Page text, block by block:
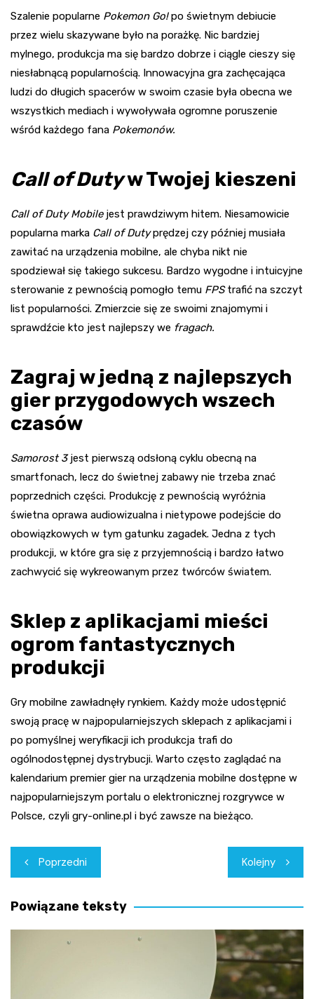
Szalenie popularne Pokemon Go!po świetnym debiucie
przez wielu skazywane było na porażkę. Nic bardziej
mylnego, produkcja ma się bardzo dobrze i ciągle cieszy się
niesłabnącą popularnością. Innowacyjna gra zachęcająca
ludzi do długich spacerów w swoim czasie była obecna we
wszystkich mediach i wywoływała ogromne poruszenie
wśród każdego fana Pokemonów.
Call of Dutyw Twojej kieszeni
Call of Duty Mobilejest prawdziwym hitem. Niesamowicie
popularna marka Call of Dutyprędzej czy później musiała
zawitać na urządzenia mobilne, ale chyba nikt nie
spodziewał się takiego sukcesu. Bardzo wygodne i intuicyjne
sterowanie z pewnością pomogło temu FPStrafić na szczyt
list popularności. Zmierzcie się ze swoimi znajomymi i
sprawdźcie kto jest najlepszy we fragach.
Zagraj w jedną z najlepszych
gier przygodowych wszech
czasów
Samorost 3jest pierwszą odsłoną cyklu obecną na
smartfonach, lecz do świetnej zabawy nie trzeba znać
poprzednich części. Produkcję z pewnością wyróżnia
świetna oprawa audiowizualna i nietypowe podejście do
obowiązkowych w tym gatunku zagadek. Jedna z tych
produkcji, w które gra się z przyjemnością i bardzo łatwo
zachwycić się wykreowanym przez twórców światem.
Sklep z aplikacjami mieści
ogrom fantastycznych
produkcji
Gry mobilne zawładnęły rynkiem. Każdy może udostępnić
swoją pracę w najpopularniejszych sklepach z aplikacjami i
po pomyślnej weryfikacji ich produkcja trafi do
ogólnodostępnej dystrybucji. Warto często zaglądać na
kalendarium premier gier na urządzenia mobilne dostępne w
najpopularniejszym portalu o elektronicznej rozgrywce w
Polsce, czyli gry-online.pl i być zawsze na bieżąco.
Nawigacja
wpisu
Poprzedni Kolejny
Powiązane teksty